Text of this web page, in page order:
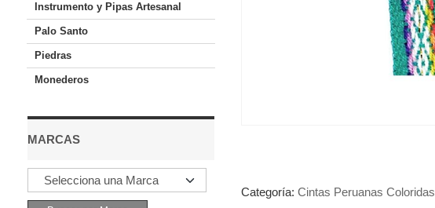
Instrumento y Pipas Artesanal
Palo Santo
Piedras
Monederos
MARCAS
Categoría: Cintas Peruanas Coloridas